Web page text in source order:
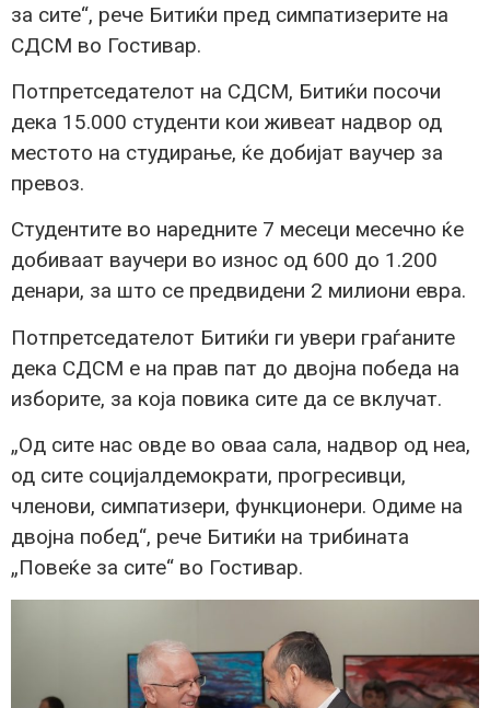
за сите“, рече Битиќи пред симпатизерите на
СДСМ во Гостивар.
Потпретседателот на СДСМ, Битиќи посочи
дека 15.000 студенти кои живеат надвор од
местото на студирање, ќе добијат ваучер за
превоз.
Студентите во наредните 7 месеци месечно ќе
добиваат ваучери во износ од 600 до 1.200
денари, за што се предвидени 2 милиони евра.
Потпретседателот Битиќи ги увери граѓаните
дека СДСМ e на прав пат до двојна победа на
изборите, за која повика сите да се вклучат.
„Од сите нас овде во оваа сала, надвор од неа,
од сите социјалдемократи, прогресивци,
членови, симпатизери, функционери. Одиме на
двојна побед“, рече Битиќи на трибината
„Повеќе за сите“ во Гостивар.